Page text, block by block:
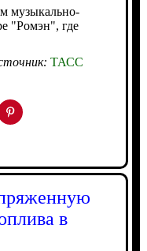
музыкально-
"Ромэн", где
ТАСС
в